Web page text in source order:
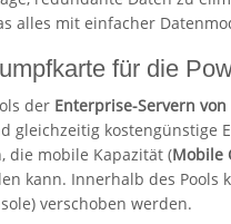
alles mit einfacher
für die
der Enterprise-Servern von
gleichzeitig kostengünstige
die mobile Kapazität (Mobile
kann. Innerhalb des Pools
verschoben werden.